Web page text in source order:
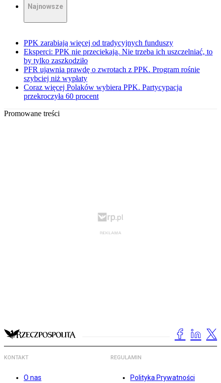
Najnowsze
PPK zarabiają więcej od tradycyjnych funduszy
Eksperci: PPK nie przeciekają. Nie trzeba ich uszczelniać, to
by tylko zaszkodziło
PFR ujawnia prawdę o zwrotach z PPK. Program rośnie
szybciej niż wypłaty
Coraz więcej Polaków wybiera PPK. Partycypacja
przekroczyła 60 procent
Promowane treści
KONTAKT
O nas
REGULAMIN
Polityka Prywatności